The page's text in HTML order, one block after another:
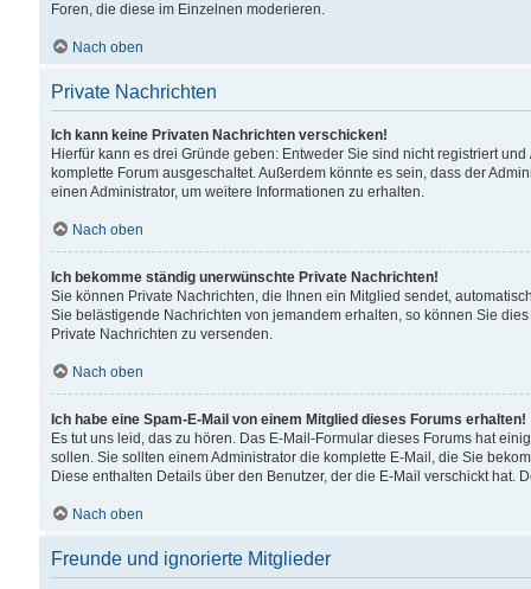
Foren, die diese im Einzelnen moderieren.
Nach oben
Private Nachrichten
Ich kann keine Privaten Nachrichten verschicken!
Hierfür kann es drei Gründe geben: Entweder Sie sind nicht registriert
komplette Forum ausgeschaltet. Außerdem könnte es sein, dass der
einen Administrator, um weitere Informationen zu erhalten.
Nach oben
Ich bekomme ständig unerwünschte Private Nachrichten!
Sie können Private Nachrichten, die Ihnen ein Mitglied sendet,
Sie belästigende Nachrichten von jemandem erhalten, so können Sie
Private Nachrichten zu versenden.
Nach oben
Ich habe eine Spam-E-Mail von einem Mitglied dieses Forums erhalten!
Es tut uns leid, das zu hören. Das E-Mail-Formular dieses Forums hat
sollen. Sie sollten einem Administrator die komplette E-Mail, die Sie
Diese enthalten Details über den Benutzer, der die E-Mail verschickt hat.
Nach oben
Freunde und ignorierte Mitglieder